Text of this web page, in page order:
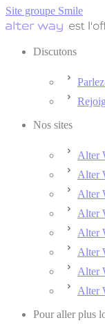
Site groupe Smile
Discutons
Nos sites
Alter
Alter
Alter
Alter
Alter
Alter
Alter
Alter
Pour aller plus